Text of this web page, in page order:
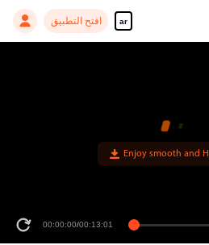
ar افتح التطبيق
00:00:00/00:13:01